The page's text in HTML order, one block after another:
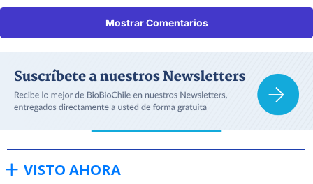
Mostrar Comentarios
VISTO AHORA